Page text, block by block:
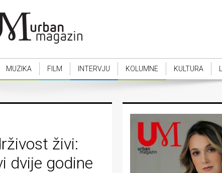
MUZIKA FILM INTERVJU KOLUMNE KULTURA
živi:
dvije godine